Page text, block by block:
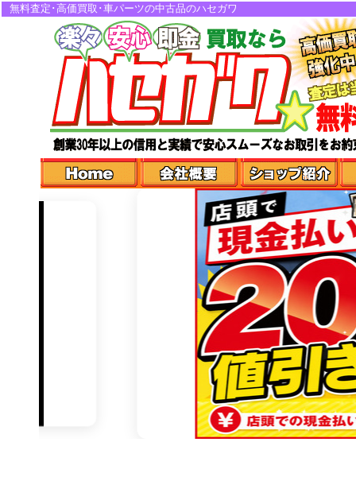
無料査定･高価買取･車パーツの中古品のハセガワ